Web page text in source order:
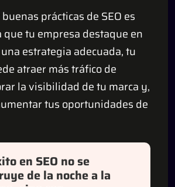
prácticas de SEO es
que tu empresa destaque en
estrategia adecuada, tu
atraer más tráfico de
la visibilidad de tu marca y,
tus oportunidades de
en SEO no se
de la noche a la